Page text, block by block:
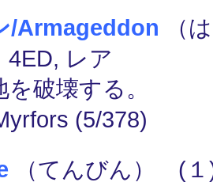
/Armageddon （
レア
破壊する。
(5/378)
（てんびん） (１